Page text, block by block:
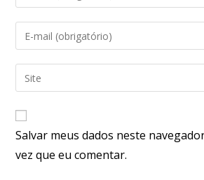
Salvar meus dados neste
vez que eu comentar.